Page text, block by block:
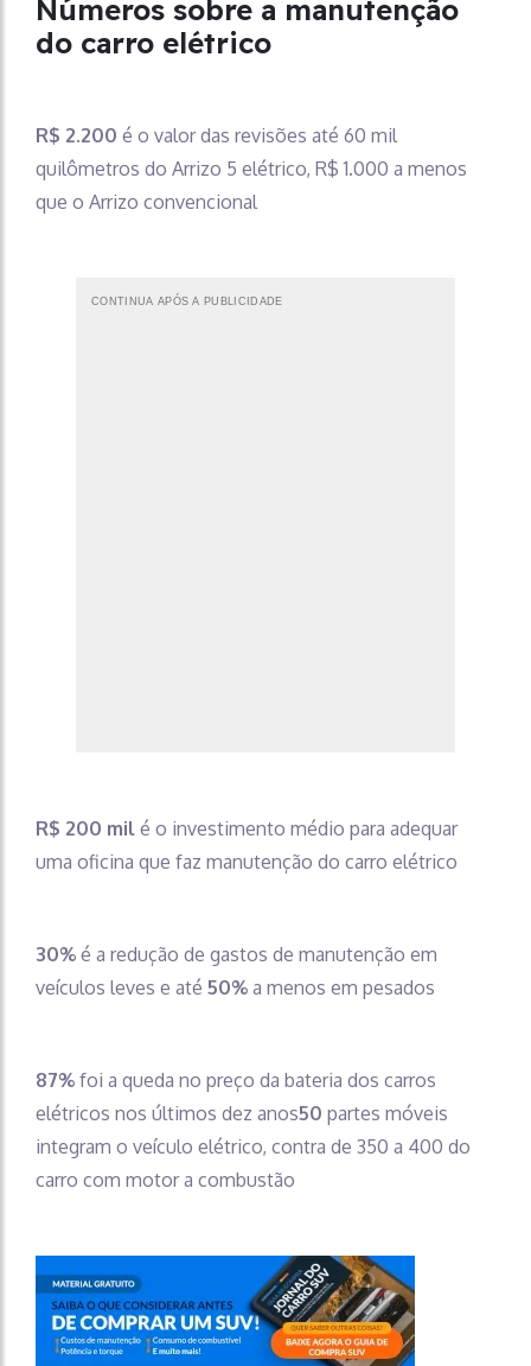
Números sobre a manutenção
do carro elétrico
R$ 2.200 é o valor das revisões até 60 mil
quilômetros do Arrizo 5 elétrico, R$ 1.000 a menos
que o Arrizo convencional
CONTINUA APÓS A PUBLICIDADE
R$ 200 mil é o investimento médio para adequar
uma oficina que faz manutenção do carro elétrico
30% é a redução de gastos de manutenção em
veículos leves e até 50% a menos em pesados
87% foi a queda no preço da bateria dos carros
elétricos nos últimos dez anos50 partes móveis
integram o veículo elétrico, contra de 350 a 400 do
carro com motor a combustão